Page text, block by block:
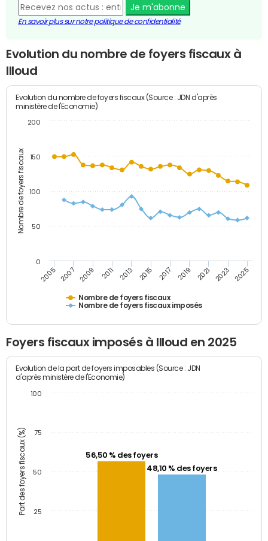
Je m'abonne
En savoir plus sur notre politique de confidentialité
Evolution du nombre de foyers fiscaux à
Illoud
Nombre de foyers fiscaux
Evolution du nombre de foyers fiscaux (Source : JDN d'après
ministère de l'Economie)
Nombre de foyers fiscaux
Nombre de foyers fiscaux imposés
2005 2007 2009 2011 2013 2015 2017 2019 2021 2023 2025
0
50
100
150
200
Foyers fiscaux imposés à Illoud en 2025
Part des foyers fiscaux (%)
Evolution de la part de foyers imposables (Source : JDN
d'après ministère de l'Economie)
56,50 % des foyers
48,10 % des foyers
25
50
75
100